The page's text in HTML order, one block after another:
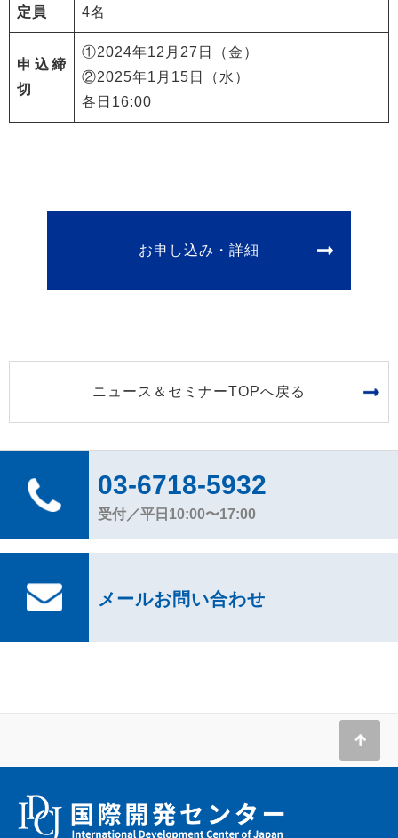
定員 4名
申込締
切
①2024年12月27日（金）
②2025年1月15日（水）
各日16:00
お申し込み・詳細
ニュース＆セミナーTOPへ戻る
03-6718-5932
受付／平日10:00〜17:00
メールお問い合わせ